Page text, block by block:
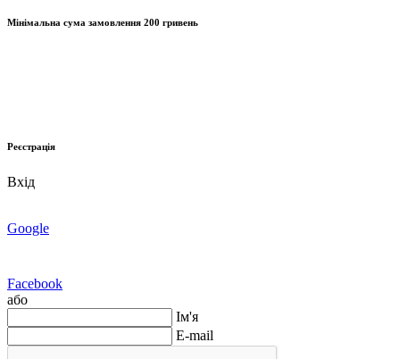
Мінімальна сума замовлення 200 гривень
Реєстрація
Вхід
Google
Facebook
або
Ім'я
E-mail